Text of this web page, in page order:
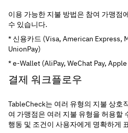
이용 가능한 지불 방법은 참여 가맹점
수 있습니다.
* 신용카드 (Visa, American Express,
UnionPay)
* e-Wallet (AliPay, WeChat Pay, Apple
결제 워크플로우
TableCheck는 여러 유형의 지불 상호
여 가맹점은 여러 지불 유형을 허용할
행동 및 조건이 사용자에게 명확하게